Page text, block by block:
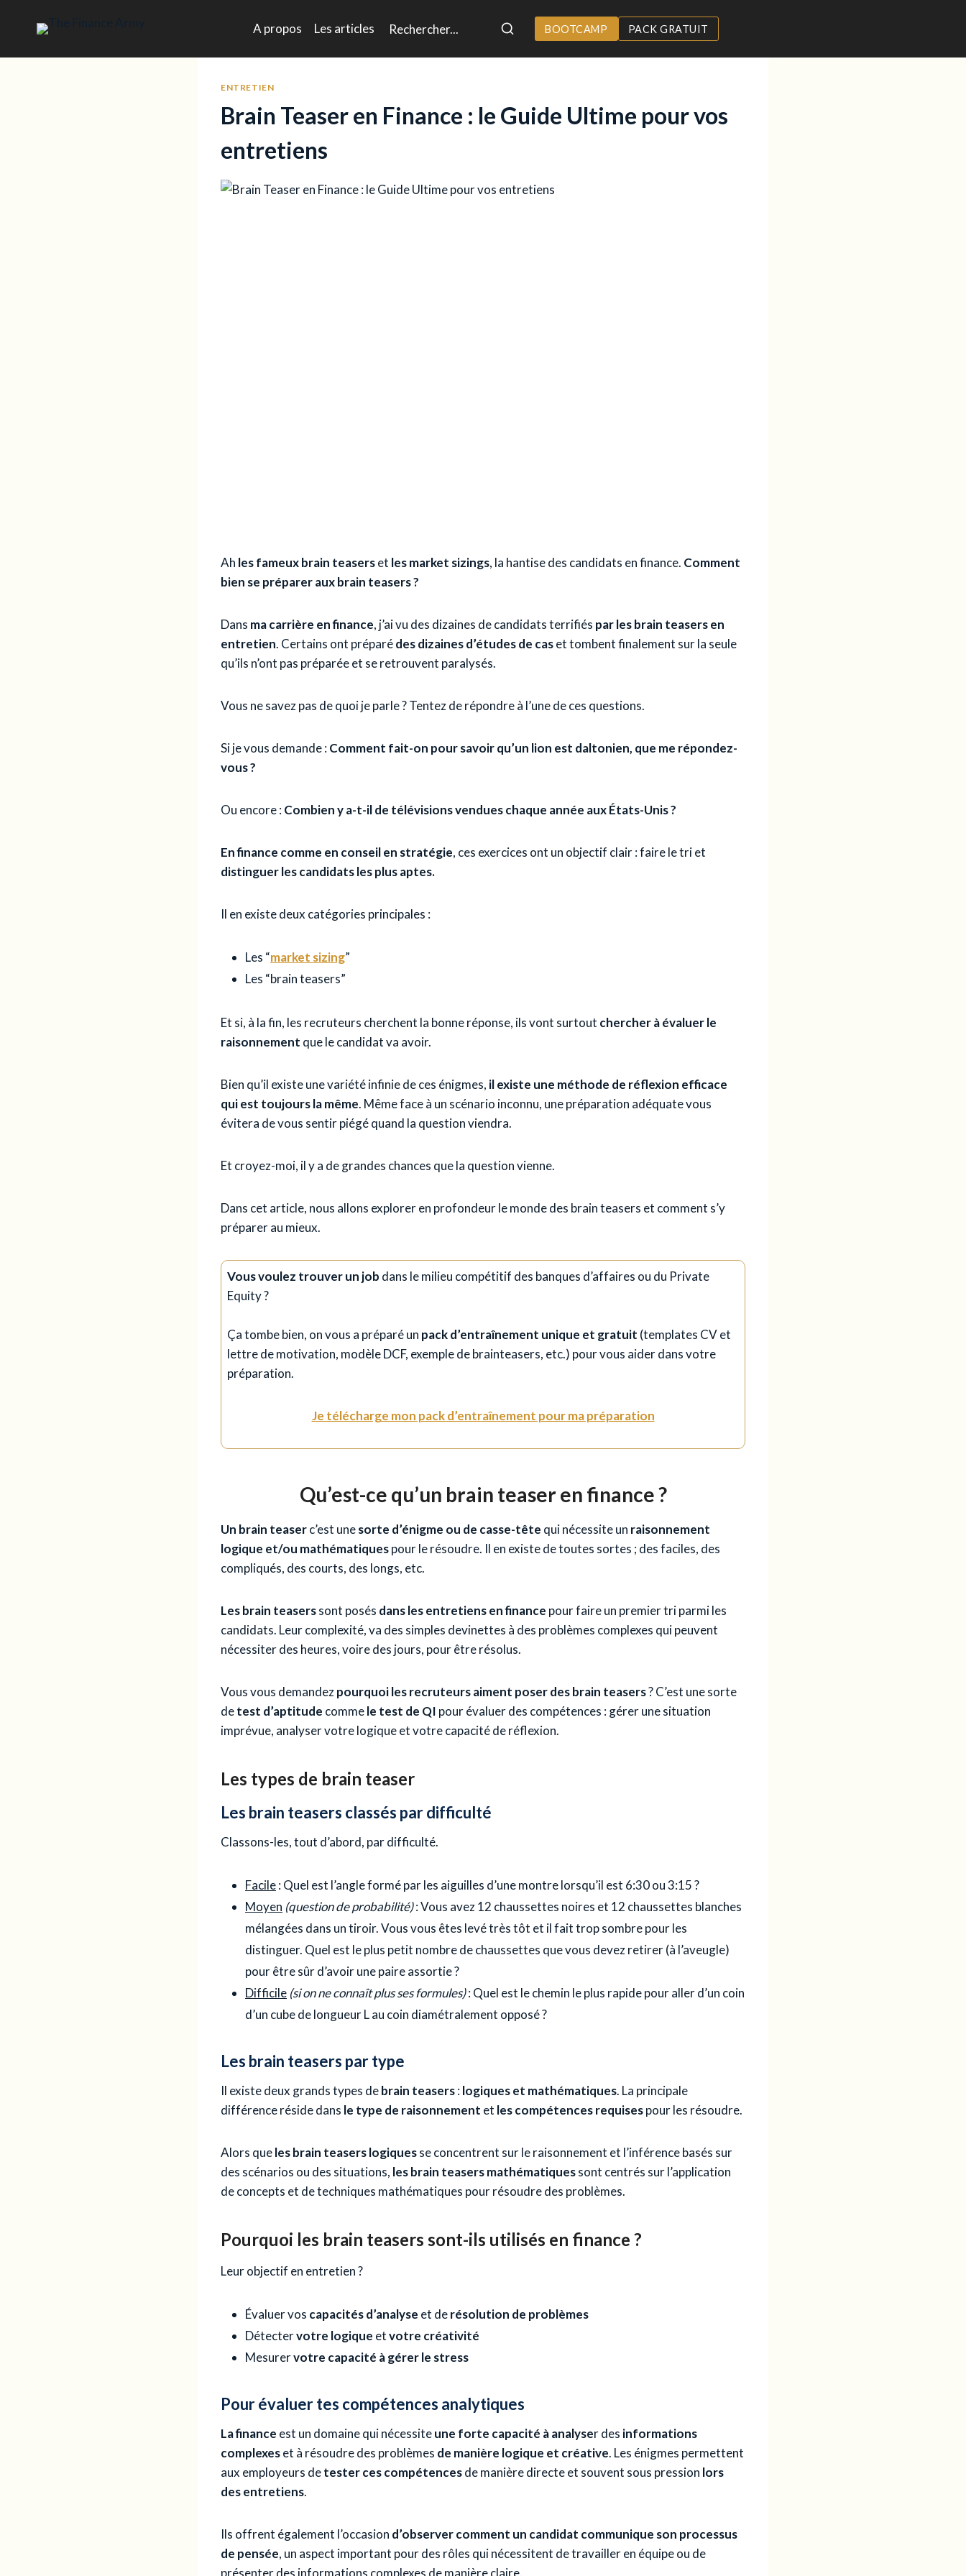
A propos Les articles BOOTCAMP PACK GRATUIT
ENTRETIEN
Brain Teaser en Finance : le Guide Ultime pour vos
entretiens
Ah les fameux brain teaserset les market sizings, la hantise des candidats en finance. Comment
bien se préparer aux brain teasers ?
Dans ma carrière en finance, j’ai vu des dizaines de candidats terrifiés par les brain teasers en
entretien. Certains ont préparédes dizaines d’études de caset tombent finalement sur la seule
qu’ils n’ont pas préparée et se retrouvent paralysés.
Vous ne savez pas de quoi je parle ? Tentez de répondre à l’une de ces questions.
Si je vous demande :Comment fait-on pour savoir qu’un lion est daltonien, que me répondez-
vous ?
Ou encore :Combien y a-t-il de télévisions vendues chaque année aux États-Unis ?
En finance comme en conseil en stratégie, ces exercices ont un objectif clair : faire le tri et
distinguer les candidats les plus aptes.
Il en existe deux catégories principales :
Les “market sizing”
Les “brain teasers”
Et si, à la fin, les recruteurs cherchent la bonne réponse, ils vont surtout chercher à évaluer le
raisonnement que le candidat va avoir.
Bien qu’il existe une variété infinie de ces énigmes, il existe une méthode de réflexion efficace
qui est toujours la même. Même face à un scénario inconnu, une préparation adéquate vous
évitera de vous sentir piégé quand la question viendra.
Et croyez-moi, il y a de grandes chances que la question vienne.
Dans cet article, nous allons explorer en profondeur le monde des brain teasers et comment s’y
préparer au mieux.
Vous voulez trouver un job dans le milieu compétitif des banques d’affaires ou du Private
Equity ?
Ça tombe bien, on vous a préparé un pack d’entraînement unique et gratuit (templates CV et
lettre de motivation, modèle DCF, exemple de brainteasers, etc.) pour vous aider dans votre
préparation.
Je télécharge mon pack d’entraînement pour ma préparation
Qu’est-ce qu’un brain teaser en finance ?
Un brain teaserc’est unesorte d’énigme ou de casse-tête qui nécessite un raisonnement
logique et/ou mathématiquespour le résoudre. Il en existe de toutes sortes ; des faciles, des
compliqués, des courts, des longs, etc.
Les brain teaserssont posés dans les entretiens en finance pour faire un premier tri parmi les
candidats. Leur complexité, va des simples devinettes à des problèmes complexes qui peuvent
nécessiter des heures, voire des jours, pour être résolus.
Vous vous demandezpourquoi les recruteurs aiment poser des brain teasers? C’est une sorte
detest d’aptitude commele test de QI pour évaluer des compétences : gérer une situation
imprévue, analyser votre logique et votre capacité de réflexion.
Les types de brain teaser
Les brain teasers classés par difficulté
Classons-les, tout d’abord, par difficulté.
Facile: Quel est l’angle formé par les aiguilles d’une montre lorsqu’il est 6:30 ou 3:15 ?
Moyen (question de probabilité): Vous avez 12 chaussettes noires et 12 chaussettes blanches
mélangées dans un tiroir. Vous vous êtes levé très tôt et il fait trop sombre pour les
distinguer. Quel est le plus petit nombre de chaussettes que vous devez retirer (à l’aveugle)
pour être sûr d’avoir une paire assortie ?
Difficile (si on ne connaît plus ses formules): Quel est le chemin le plus rapide pour aller d’un coin
d’un cube de longueur L au coin diamétralement opposé ?
Les brain teasers par type
Il existe deux grands types debrain teasers:logiques et mathématiques. La principale
différence réside dans le type de raisonnement et les compétences requisespour les résoudre.
Alors queles brain teasers logiquesse concentrent sur le raisonnement et l’inférence basés sur
des scénarios ou des situations, les brain teasers mathématiquessont centrés sur l’application
de concepts et de techniques mathématiques pour résoudre des problèmes.
Pourquoi les brain teasers sont-ils utilisés en finance ?
Leur objectif en entretien ?
Évaluer vos capacités d’analyse et derésolution de problèmes
Détectervotre logique etvotre créativité
Mesurervotre capacité à gérer le stress
Pour évaluer tes compétences analytiques
La finance est un domaine qui nécessiteune forte capacité à analyser des informations
complexeset à résoudre des problèmes de manière logique et créative. Les énigmes permettent
aux employeurs detester ces compétencesde manière directe et souvent sous pression lors
des entretiens.
Ils offrent également l’occasion d’observer comment un candidat communique son processus
de pensée, un aspect important pour des rôles qui nécessitent de travailler en équipe ou de
présenter des informations complexes de manière claire.